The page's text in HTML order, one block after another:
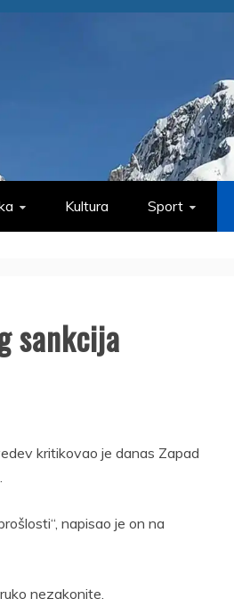
Kultura Sport
sankcija
kritikovao je danas Zapad
napisao je on na
nezakonite.